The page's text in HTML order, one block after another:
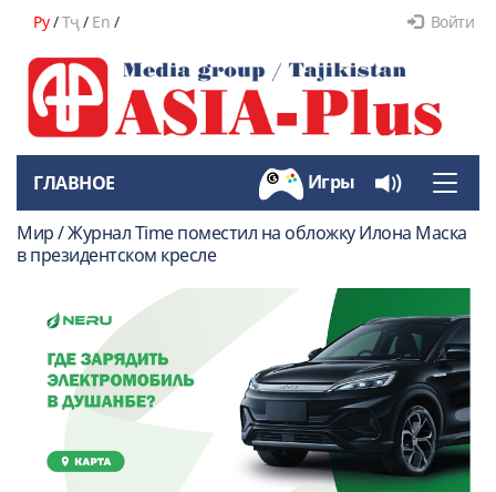
Ру/Тҷ/ En / Войти
Toggle
ГЛАВНОЕ Игры
Мир / Журнал Time поместил на обложку Илона Маска
в президентском кресле